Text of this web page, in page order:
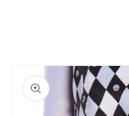
directamente
a la
información
del producto